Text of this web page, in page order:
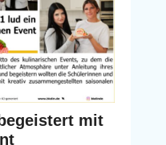
mit